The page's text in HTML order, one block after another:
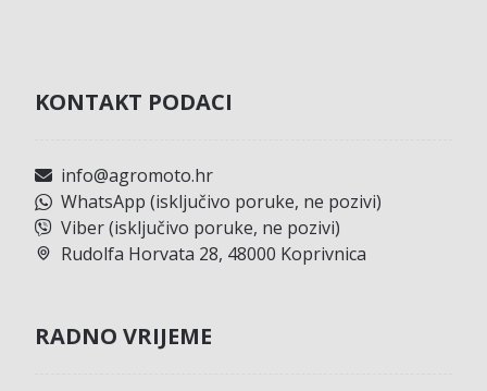
KONTAKT PODACI
info@agromoto.hr
WhatsApp (isključivo poruke, ne pozivi)
Viber (isključivo poruke, ne pozivi)
Rudolfa Horvata 28, 48000 Koprivnica
RADNO VRIJEME